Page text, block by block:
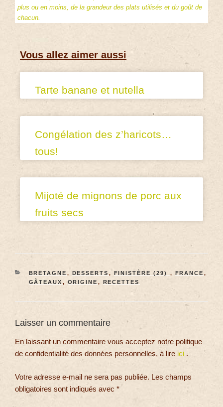
plus ou en moins, de la grandeur des plats utilisés et du goût de
chacun.
Vous allez aimer aussi
Tarte banane et nutella
Congélation des z’haricots…
tous!
Mijoté de mignons de porc aux
fruits secs
BRETAGNE , DESSERTS , FINISTÈRE (29) , FRANCE ,
GÂTEAUX , ORIGINE , RECETTES
Laisser un commentaire
En laissant un commentaire vous acceptez notre politique
de confidentialité des données personnelles, à lire ici .
Votre adresse e-mail ne sera pas publiée. Les champs
obligatoires sont indiqués avec *